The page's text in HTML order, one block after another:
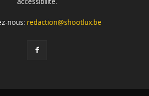
nous:redaction@shootlux.be